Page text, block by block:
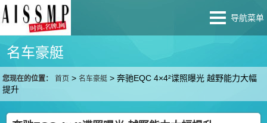
导航菜单
名车豪艇
您现在的位置： 首页 >名车豪艇 >奔驰EQC 4×4²谍照曝光 越野能力大幅
提升